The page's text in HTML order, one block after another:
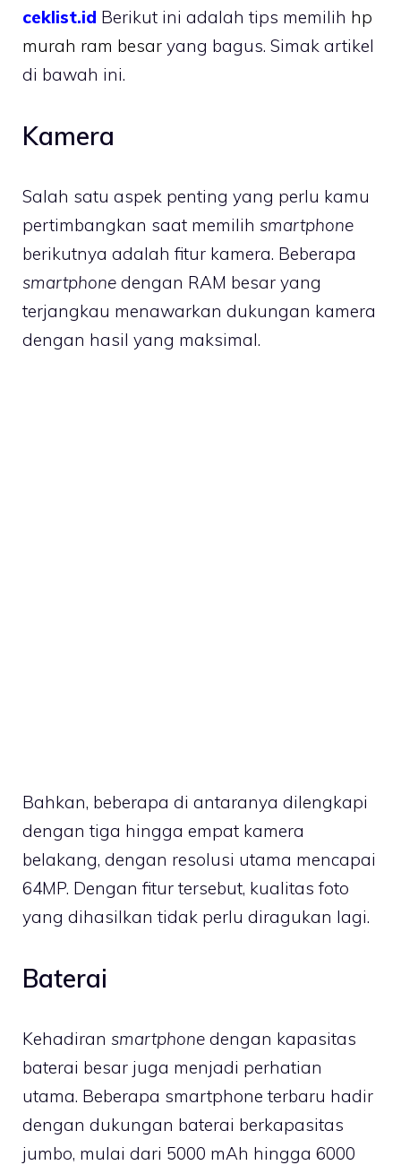
ceklist.id Berikut ini adalah tips memilih hp
murah ram besar yang bagus. Simak artikel
di bawah ini.
Kamera
Salah satu aspek penting yang perlu kamu
pertimbangkan saat memilih smartphone
berikutnya adalah fitur kamera. Beberapa
smartphone dengan RAM besar yang
terjangkau menawarkan dukungan kamera
dengan hasil yang maksimal.
Bahkan, beberapa di antaranya dilengkapi
dengan tiga hingga empat kamera
belakang, dengan resolusi utama mencapai
64MP. Dengan fitur tersebut, kualitas foto
yang dihasilkan tidak perlu diragukan lagi.
Baterai
Kehadiran smartphone dengan kapasitas
baterai besar juga menjadi perhatian
utama. Beberapa smartphone terbaru hadir
dengan dukungan baterai berkapasitas
jumbo, mulai dari 5000 mAh hingga 6000